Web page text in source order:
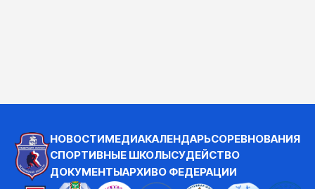
НОВОСТИМЕДИАКАЛЕНДАРЬСОРЕВНОВАНИЯ
СПОРТИВНЫЕ ШКОЛЫСУДЕЙСТВО
ДОКУМЕНТЫАРХИВО ФЕДЕРАЦИИ